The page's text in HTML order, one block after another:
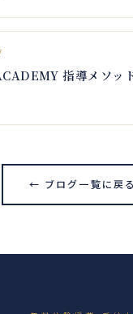
指導メソッ
← ブログ一覧に戻る